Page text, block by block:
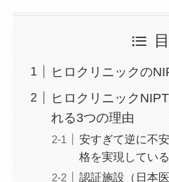
ヒロクリニックの
ヒロクリニック
れる3つの理由
安すぎて逆に不
格を実現してい
認証施設（日本